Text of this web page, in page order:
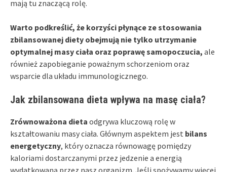
mają tu znaczącą rolę.
Warto podkreślić, że korzyści płynące ze stosowania
zbilansowanej diety obejmują nie tylko utrzymanie
optymalnej masy ciała oraz poprawę samopoczucia, ale
również zapobieganie poważnym schorzeniom oraz
wsparcie dla układu immunologicznego.
Jak zbilansowana dieta wpływa na masę ciała?
Zrównoważona dieta odgrywa kluczową rolę w
kształtowaniu masy ciała. Głównym aspektem jest bilans
energetyczny, który oznacza równowagę pomiędzy
kaloriami dostarczanymi przez jedzenie a energią
wydatkowaną przez nasz organizm. Jeśli spożywamy więcej